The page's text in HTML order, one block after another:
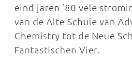
eind jaren ’80 vele
van de Alte Schule van
Chemistry tot de Neue
Fantastischen Vier.